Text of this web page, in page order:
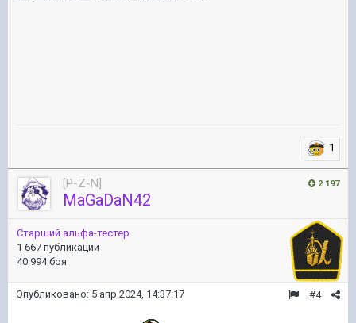
1
2 197
[P-Z-N]
MaGaDaN42
Старший альфа-тестер
1 667 публикаций
40 994 боя
#4
Опубликовано: 5 апр 2024, 14:37:17